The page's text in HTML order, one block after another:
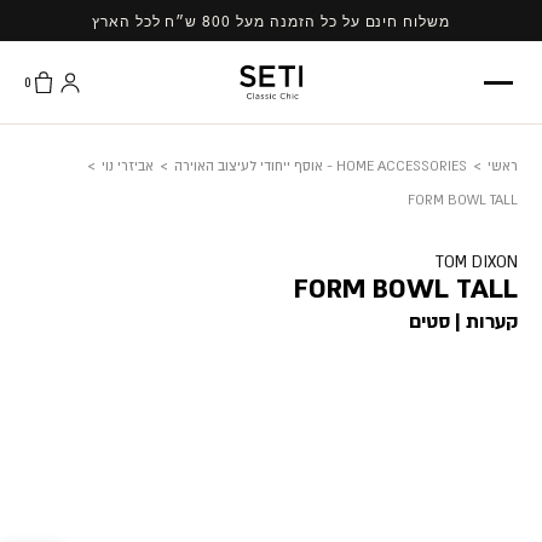
content
משלוח חינם על כל הזמנה מעל 800 ש״ח לכל הארץ
0
ראשי > HOME ACCESSORIES - אוסף ייחודי לעיצוב האוירה > אביזרי נוי >
FORM BOWL TALL
TOM DIXON
FORM BOWL TALL
קערות | סטים